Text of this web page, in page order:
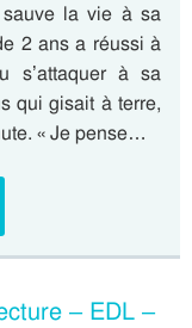
sauve la vie à sa
2 ans a réussi à
s’attaquer à sa
qui gisait à terre,
« Je pense…
– EDL –